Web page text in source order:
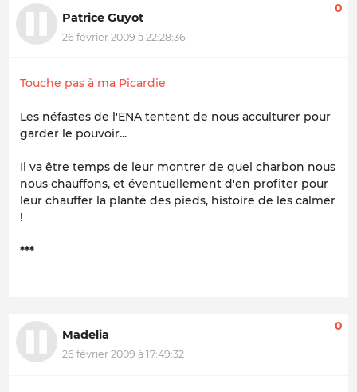
Patrice Guyot
26 février 2009 à 22:28:36
0
Touche pas à ma Picardie
Les néfastes de l'ENA tentent de nous acculturer pour
garder le pouvoir...
Il va être temps de leur montrer de quel charbon nous
nous chauffons, et éventuellement d'en profiter pour
leur chauffer la plante des pieds, histoire de les calmer
!
***
Madelia
26 février 2009 à 17:49:32
0